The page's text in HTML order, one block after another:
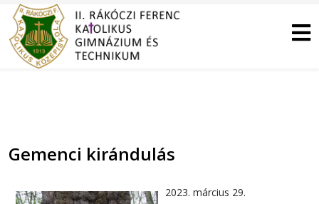
Gemenci kirándulás
2023. március 29.